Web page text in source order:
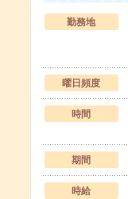
勤務地
曜日頻度
時間
期間
時給